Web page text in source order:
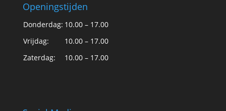
Openingstijden
Donderdag: 10.00 – 17.00
Vrijdag:
10.00 – 17.00
Zaterdag:
10.00 – 17.00